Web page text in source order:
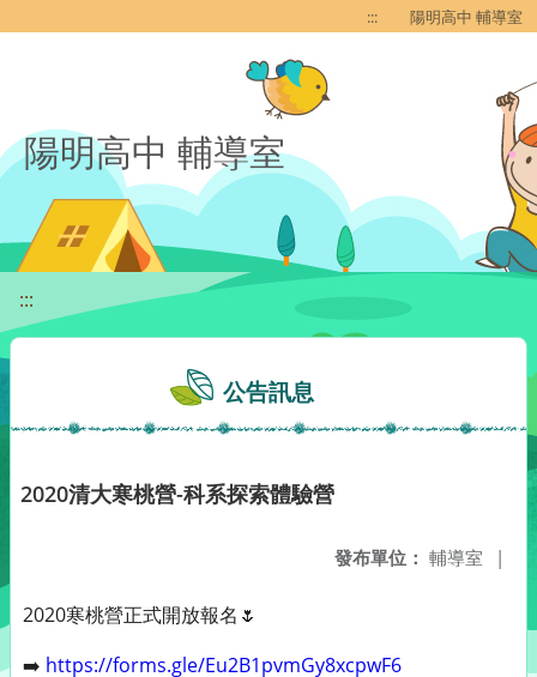
::: 陽明高中 輔導室
陽明高中 輔導室
:::
公告訊息
2020清大寒桃營-科系探索體驗營
發布單位： 輔導室 |
2020寒桃營正式開放報名🌷
➡️ https://forms.gle/Eu2B1pvmGy8xcpwF6